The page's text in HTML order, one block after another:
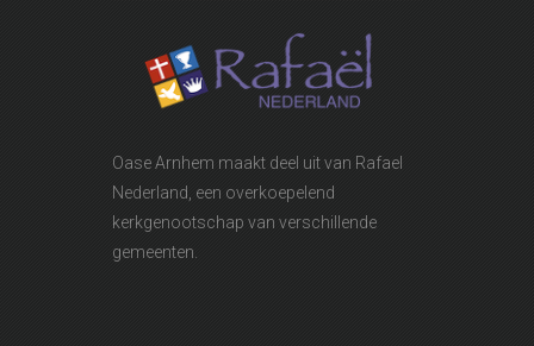
Oase Arnhem maakt deel uit van Rafael
Nederland , een overkoepelend
kerkgenootschap van verschillende
gemeenten.